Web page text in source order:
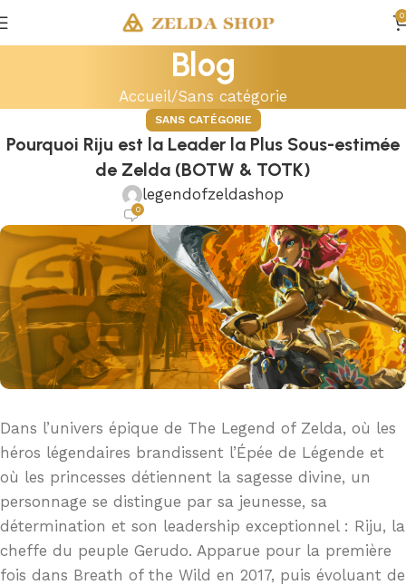
0
Blog
Accueil Sans catégorie
SANS CATÉGORIE
Pourquoi Riju est la Leader la Plus Sous-estimée
de Zelda (BOTW & TOTK)
legendofzeldashop
0
Dans l’univers épique de The Legend of Zelda, où les
héros légendaires brandissent l’Épée de Légende et
où les princesses détiennent la sagesse divine, un
personnage se distingue par sa jeunesse, sa
détermination et son leadership exceptionnel : Riju, la
cheffe du peuple Gerudo. Apparue pour la première
fois dans Breath of the Wild en 2017, puis évoluant de